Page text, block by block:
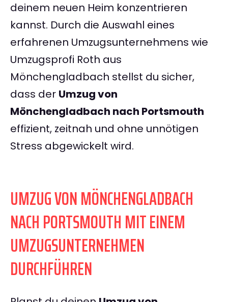
deinem neuen Heim konzentrieren
kannst. Durch die Auswahl eines
erfahrenen Umzugsunternehmens wie
Umzugsprofi Roth aus
Mönchengladbach stellst du sicher,
dass der Umzug von
Mönchengladbach nach Portsmouth
effizient, zeitnah und ohne unnötigen
Stress abgewickelt wird.
UMZUG VON MÖNCHENGLADBACH
NACH PORTSMOUTH MIT EINEM
UMZUGSUNTERNEHMEN
DURCHFÜHREN